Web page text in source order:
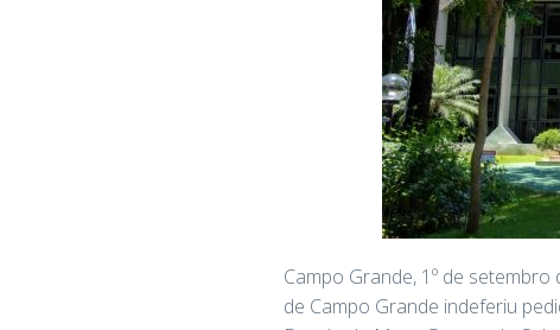
Campo Grande, 1º de
de Campo Grande indeferiu